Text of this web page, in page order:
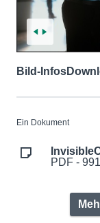
Bild-Infos
Ein Dokument
PDF -